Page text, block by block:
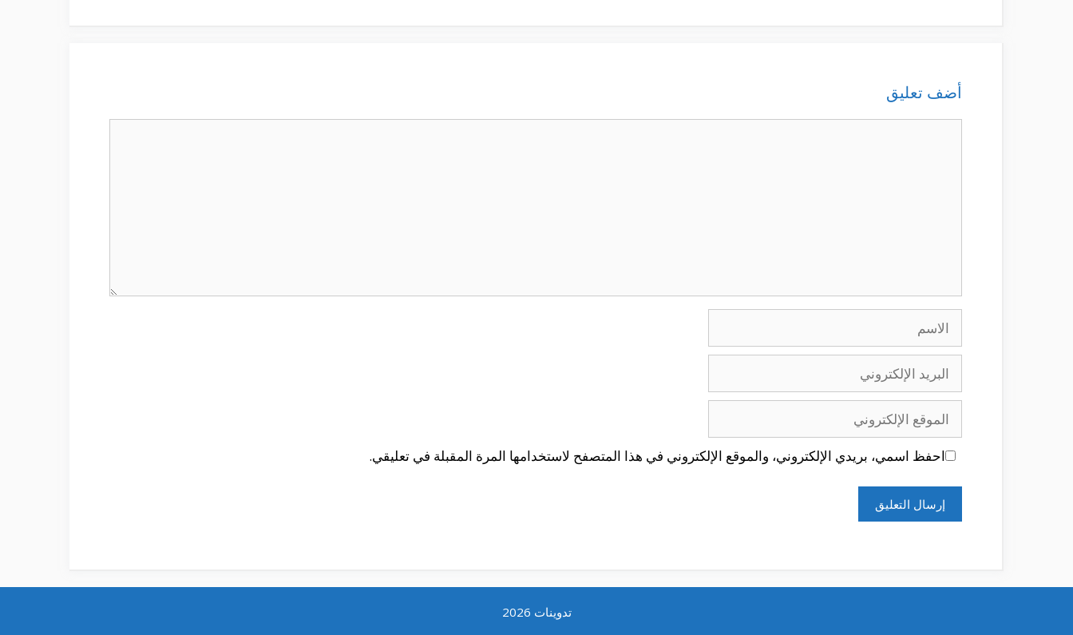
أضف تعليق
الاسم
البريد
الإلكتروني
الموقع
الإلكتروني
احفظ اسمي، بريدي الإلكتروني، والموقع الإلكتروني في هذا المتصفح لاستخدامها المرة المقبلة في تعليقي.
تدوينات 2026